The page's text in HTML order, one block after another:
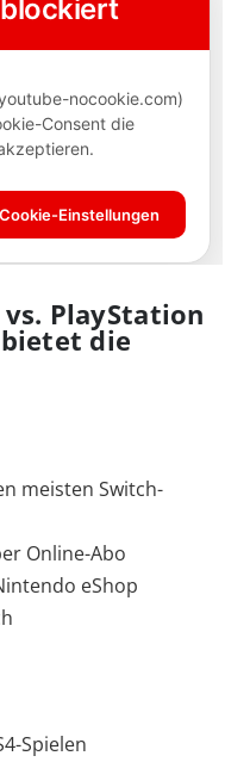
PlayStation
bietet die
meisten Switch-
Online-Abo
eShop
Spielen